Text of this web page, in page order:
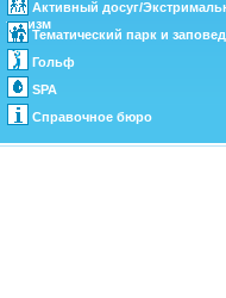
Активный досуг/
туризм
Тематический парк и
Гольф
SPA
Справочное бюро